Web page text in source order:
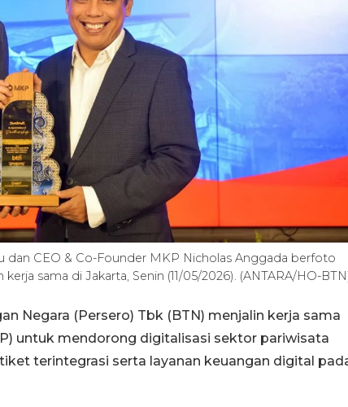
dan CEO & Co-Founder MKP Nicholas Anggada berfoto
sama di Jakarta, Senin (11/05/2026). (ANTARA/HO-
Negara (Persero) Tbk (BTN) menjalin kerja sama
untuk mendorong digitalisasi sektor pariwisata
terintegrasi serta layanan keuangan digital